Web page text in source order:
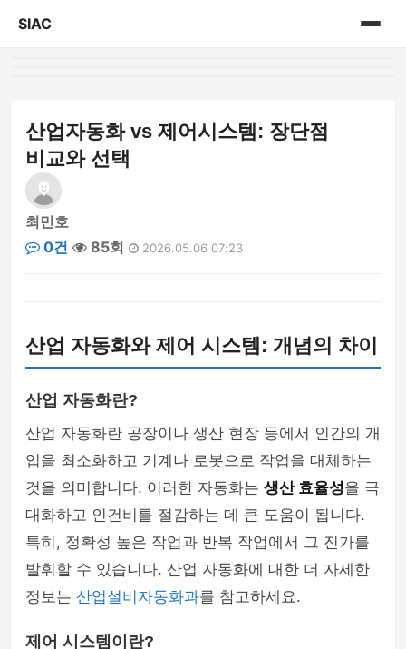
SIAC
산업자동화 vs 제어시스템: 장단점
비교와 선택
최민호
0건
85회 2026.05.06 07:23
산업 자동화와 제어 시스템: 개념의 차이
산업 자동화란?
산업 자동화란 공장이나 생산 현장 등에서 인간의 개
입을 최소화하고 기계나 로봇으로 작업을 대체하는
것을 의미합니다. 이러한 자동화는 생산 효율성을 극
대화하고 인건비를 절감하는 데 큰 도움이 됩니다.
특히, 정확성 높은 작업과 반복 작업에서 그 진가를
발휘할 수 있습니다. 산업 자동화에 대한 더 자세한
정보는 산업설비자동화과를 참고하세요.
제어 시스템이란?